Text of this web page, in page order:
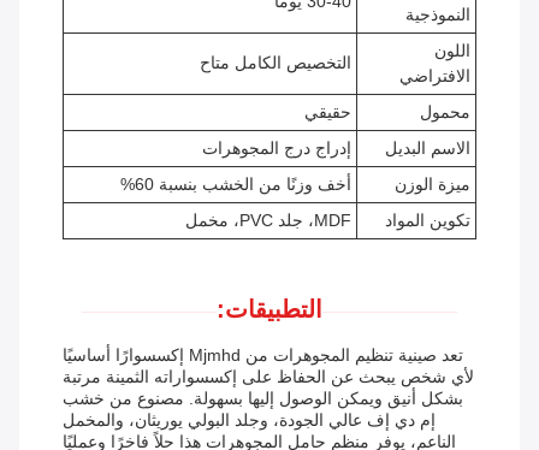
النموذجية
اللون
الافتراضي
التخصيص الكامل متاح
محمول
حقيقي
الاسم البديل
إدراج درج المجوهرات
ميزة الوزن
أخف وزنًا من الخشب بنسبة 60%
تكوين المواد
MDF، جلد PVC، مخمل
التطبيقات:
تعد صينية تنظيم المجوهرات من Mjmhd إكسسوارًا أساسيًا
لأي شخص يبحث عن الحفاظ على إكسسواراته الثمينة مرتبة
بشكل أنيق ويمكن الوصول إليها بسهولة. مصنوع من خشب
إم دي إف عالي الجودة، وجلد البولي يوريثان، والمخمل
الناعم، يوفر منظم حامل المجوهرات هذا حلاً فاخرًا وعمليًا